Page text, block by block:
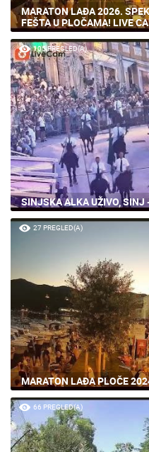
MARATON LAĐA 2026.
FEŠTA U PLOČAMA! LIVE
105 PREGLED(A)
SINJSKA ALKA UŽIVO, SINJ
27 PREGLED(A)
MARATON LAĐA PLOČE
66 PREGLED(A)